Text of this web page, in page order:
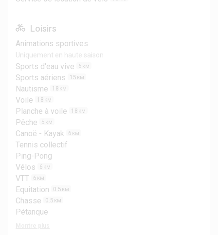
Loisirs
Animations sportives
Uniquement en haute saison
Sports d'eau vive 6 KM
Sports aériens 15 KM
Nautisme 18 KM
Voile 18 KM
Planche à voile 18 KM
Pêche 5 KM
Canoë - Kayak 6 KM
Tennis collectif
Ping-Pong
Vélos
6 KM
VTT 6 KM
Equitation 0.5 KM
Chasse 0.5 KM
Pétanque